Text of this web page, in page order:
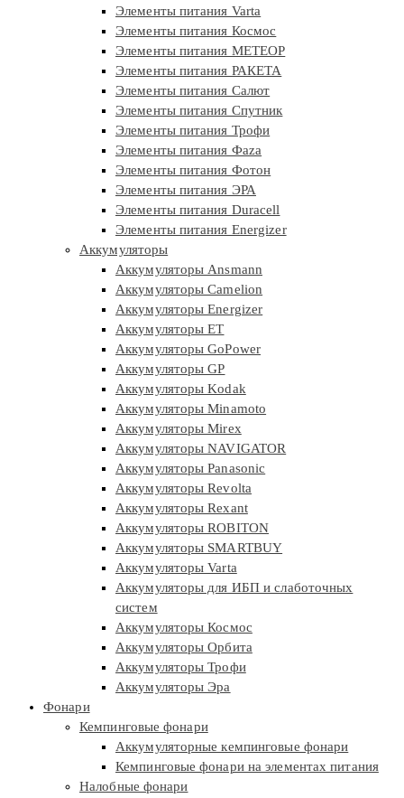
Элементы питания Varta
Элементы питания Космос
Элементы питания МЕТЕОР
Элементы питания РАКЕТА
Элементы питания Салют
Элементы питания Спутник
Элементы питания Трофи
Элементы питания Фaza
Элементы питания Фотон
Элементы питания ЭРА
Элементы питания Duracell
Элементы питания Energizer
Аккумуляторы
Аккумуляторы Ansmann
Аккумуляторы Camelion
Аккумуляторы Energizer
Аккумуляторы ET
Аккумуляторы GoPower
Аккумуляторы GP
Аккумуляторы Kodak
Аккумуляторы Minamoto
Аккумуляторы Mirex
Аккумуляторы NAVIGATOR
Аккумуляторы Panasonic
Аккумуляторы Revolta
Аккумуляторы Rexant
Аккумуляторы ROBITON
Аккумуляторы SMARTBUY
Аккумуляторы Varta
Аккумуляторы для ИБП и слаботочных
систем
Аккумуляторы Космос
Аккумуляторы Орбита
Аккумуляторы Трофи
Аккумуляторы Эра
Фонари
Кемпинговые фонари
Аккумуляторные кемпинговые фонари
Кемпинговые фонари на элементах питания
Налобные фонари